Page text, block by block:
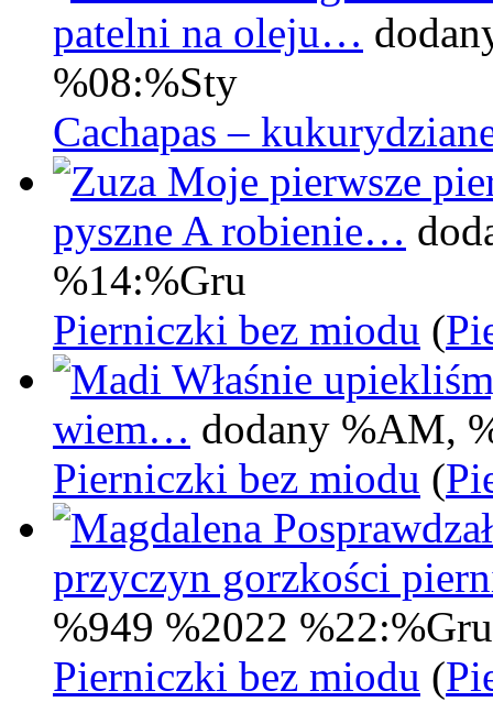
patelni na oleju…
%08:%Sty
Cachapas –
Moje pierwsze
pyszne A robienie…
%14:%Gru
Pierniczki bez miodu (
Właśnie
wiem… dodany %AM,
Pierniczki bez miodu (
przyczyn gorzkości
%949 %2022 %22:%Gru
Pierniczki bez miodu (